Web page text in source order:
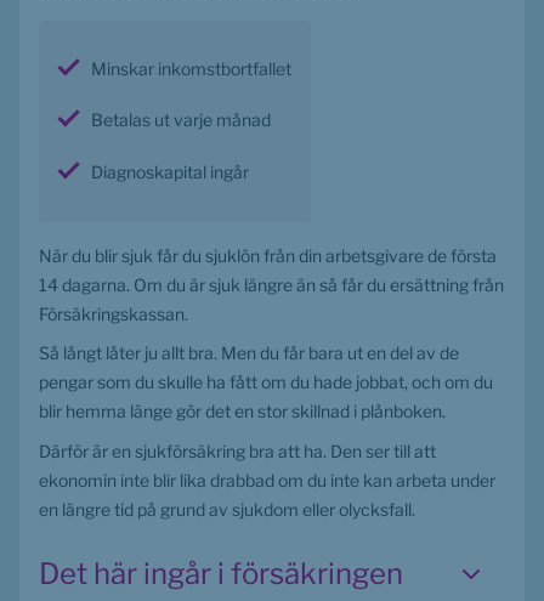
Minskar inkomstbortfallet
Betalas ut varje månad
Diagnoskapital ingår
När du blir sjuk får du sjuklön från din arbetsgivare de första
14 dagarna. Om du är sjuk längre än så får du ersättning från
Försäkringskassan.
Så långt låter ju allt bra. Men du får bara ut en del av de
pengar som du skulle ha fått om du hade jobbat, och om du
blir hemma länge gör det en stor skillnad i plånboken.
Därför är en sjukförsäkring bra att ha. Den ser till att
ekonomin inte blir lika drabbad om du inte kan arbeta under
en längre tid på grund av sjukdom eller olycksfall.
Det här ingår i försäkringen